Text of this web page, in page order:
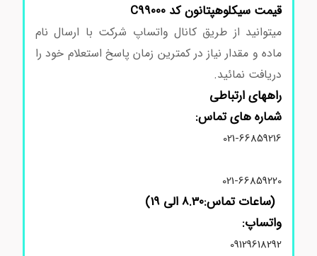
قیمت سیکلوهپتانون کد C99000
میتوانید از طریق کانال واتساپ شرکت با ارسال نام
ماده و مقدار نیاز در کمترین زمان پاسخ استعلام خود را
دریافت نمائید.
راههای ارتباطی
شماره های تماس:
021-66859216
021-66859220
(ساعات تماس:8.30 الی 19)
واتساپ:
09129618292